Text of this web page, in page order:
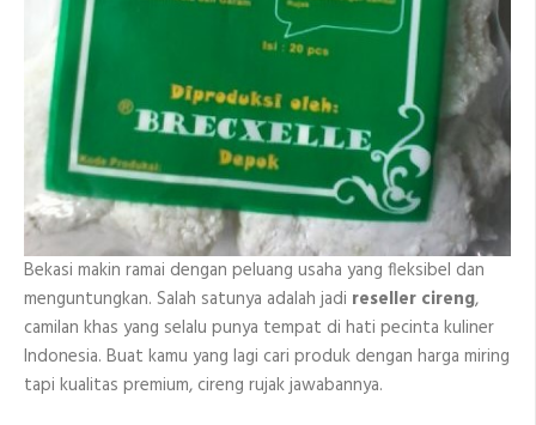
Bekasi makin ramai dengan peluang usaha yang fleksibel dan
menguntungkan. Salah satunya adalah jadi reseller cireng,
camilan khas yang selalu punya tempat di hati pecinta kuliner
Indonesia. Buat kamu yang lagi cari produk dengan harga miring
tapi kualitas premium, cireng rujak jawabannya.